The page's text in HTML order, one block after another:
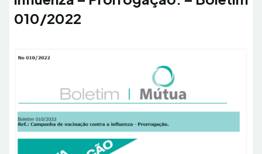
010/2022